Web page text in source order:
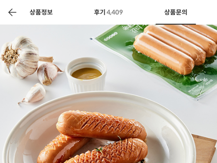
상품정보 후기 4,409 상품문의
농축산물할인 찬들마루